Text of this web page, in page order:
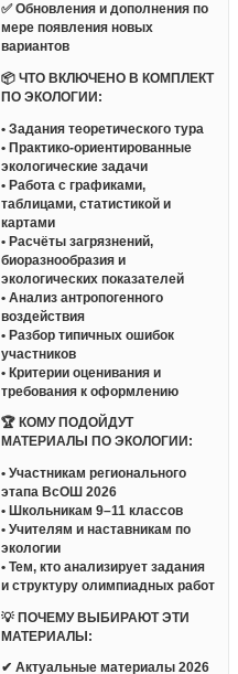
✅ Обновления и дополнения по
мере появления новых
вариантов
📦 ЧТО ВКЛЮЧЕНО В КОМПЛЕКТ
ПО ЭКОЛОГИИ:
• Задания теоретического тура
• Практико-ориентированные
экологические задачи
• Работа с графиками,
таблицами, статистикой и
картами
• Расчёты загрязнений,
биоразнообразия и
экологических показателей
• Анализ антропогенного
воздействия
• Разбор типичных ошибок
участников
• Критерии оценивания и
требования к оформлению
🏆 КОМУ ПОДОЙДУТ
МАТЕРИАЛЫ ПО ЭКОЛОГИИ:
• Участникам регионального
этапа ВсОШ 2026
• Школьникам 9–11 классов
• Учителям и наставникам по
экологии
• Тем, кто анализирует задания
и структуру олимпиадных работ
💡 ПОЧЕМУ ВЫБИРАЮТ ЭТИ
МАТЕРИАЛЫ:
✔ Актуальные материалы 2026